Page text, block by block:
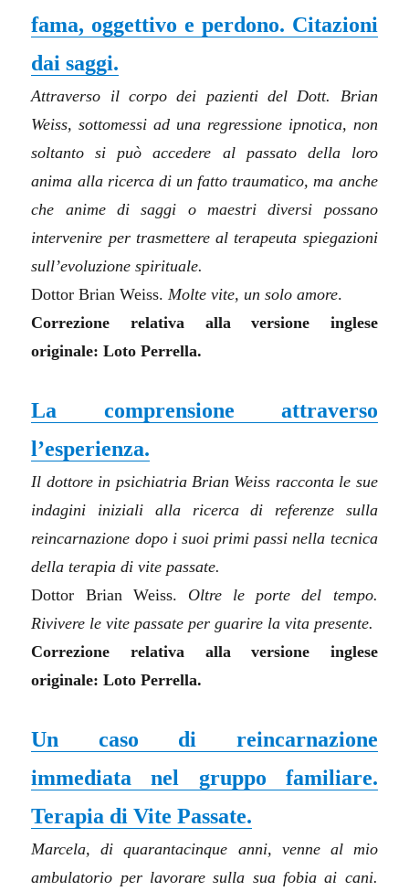
fama, oggettivo e perdono. Citazioni
dai saggi.
Attraverso il corpo dei pazienti del Dott. Brian
Weiss, sottomessi ad una regressione ipnotica, non
soltanto si può accedere al passato della loro
anima alla ricerca di un fatto traumatico, ma anche
che anime di saggi o maestri diversi possano
intervenire per trasmettere al terapeuta spiegazioni
sull’evoluzione spirituale.
Dottor Brian Weiss.Molte vite, un solo amore.
Correzione relativa alla versione inglese
originale: Loto Perrella.
La comprensione attraverso
l’esperienza.
Il dottore in psichiatria Brian Weiss racconta le sue
indagini iniziali alla ricerca di referenze sulla
reincarnazione dopo i suoi primi passi nella tecnica
della terapia di vite passate.
Dottor Brian Weiss. Oltre le porte del tempo.
Rivivere le vite passate per guarire la vita presente.
Correzione relativa alla versione inglese
originale: Loto Perrella.
Un caso di reincarnazione
immediata nel gruppo familiare.
Terapia di Vite Passate.
Marcela, di quarantacinque anni, venne al mio
ambulatorio per lavorare sulla sua fobia ai cani.